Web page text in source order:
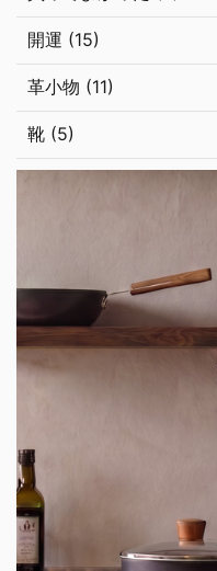
開運 (15)
革小物 (11)
靴 (5)